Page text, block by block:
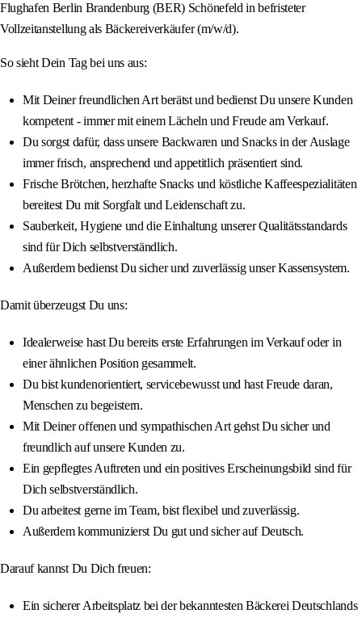
Flughafen Berlin Brandenburg (BER) Schönefeld in befristeter
Vollzeitanstellung als Bäckereiverkäufer (m/w/d).
So sieht Dein Tag bei uns aus:
Mit Deiner freundlichen Art berätst und bedienst Du unsere Kunden
kompetent - immer mit einem Lächeln und Freude am Verkauf.
Du sorgst dafür, dass unsere Backwaren und Snacks in der Auslage
immer frisch, ansprechend und appetitlich präsentiert sind.
Frische Brötchen, herzhafte Snacks und köstliche Kaffeespezialitäten
bereitest Du mit Sorgfalt und Leidenschaft zu.
Sauberkeit, Hygiene und die Einhaltung unserer Qualitätsstandards
sind für Dich selbstverständlich.
Außerdem bedienst Du sicher und zuverlässig unser Kassensystem.
Damit überzeugst Du uns:
Idealerweise hast Du bereits erste Erfahrungen im Verkauf oder in
einer ähnlichen Position gesammelt.
Du bist kundenorientiert, servicebewusst und hast Freude daran,
Menschen zu begeistern.
Mit Deiner offenen und sympathischen Art gehst Du sicher und
freundlich auf unsere Kunden zu.
Ein gepflegtes Auftreten und ein positives Erscheinungsbild sind für
Dich selbstverständlich.
Du arbeitest gerne im Team, bist flexibel und zuverlässig.
Außerdem kommunizierst Du gut und sicher auf Deutsch.
Darauf kannst Du Dich freuen:
Ein sicherer Arbeitsplatz bei der bekanntesten Bäckerei Deutschlands